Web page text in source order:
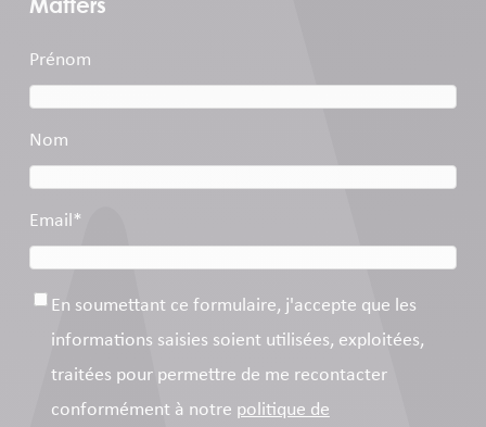
Prénom
Nom
Email *
Consentement*
En soumettant ce formulaire, j'accepte que les
informations saisies soient utilisées, exploitées,
traitées pour permettre de me recontacter
conformément à notre politique de